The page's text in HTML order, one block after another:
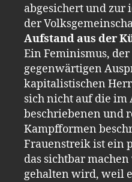
abgesichert und zur
der
Aufstand aus der
Ein Feminismus,
gegenwärtigen
kapitalistischen
sich nicht auf die im
beschriebenen und
Kampfformen
Frauenstreik ist ein
das sichtbar
gehalten wird, weil